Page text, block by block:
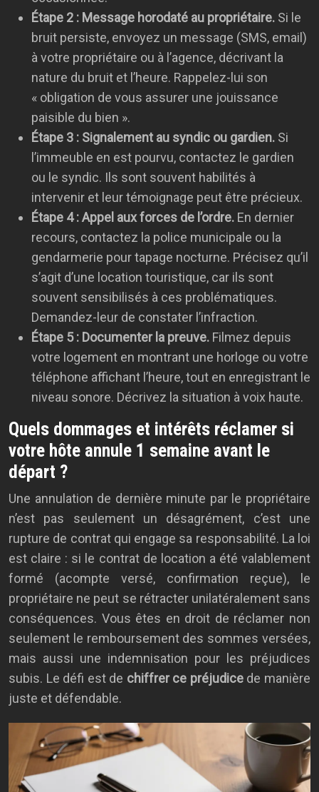
Étape 2 : Message horodaté au propriétaire. Si le
bruit persiste, envoyez un message (SMS, email)
à votre propriétaire ou à l’agence, décrivant la
nature du bruit et l’heure. Rappelez-lui son
« obligation de vous assurer une jouissance
paisible du bien ».
Étape 3 : Signalement au syndic ou gardien. Si
l’immeuble en est pourvu, contactez le gardien
ou le syndic. Ils sont souvent habilités à
intervenir et leur témoignage peut être précieux.
Étape 4 : Appel aux forces de l’ordre. En dernier
recours, contactez la police municipale ou la
gendarmerie pour tapage nocturne. Précisez qu’il
s’agit d’une location touristique, car ils sont
souvent sensibilisés à ces problématiques.
Demandez-leur de constater l’infraction.
Étape 5 : Documenter la preuve. Filmez depuis
votre logement en montrant une horloge ou votre
téléphone affichant l’heure, tout en enregistrant le
niveau sonore. Décrivez la situation à voix haute.
Quels dommages et intérêts réclamer si
votre hôte annule 1 semaine avant le
départ ?
Une annulation de dernière minute par le propriétaire
n’est pas seulement un désagrément, c’est une
rupture de contrat qui engage sa responsabilité. La loi
est claire : si le contrat de location a été valablement
formé (acompte versé, confirmation reçue), le
propriétaire ne peut se rétracter unilatéralement sans
conséquences. Vous êtes en droit de réclamer non
seulement le remboursement des sommes versées,
mais aussi une indemnisation pour les préjudices
subis. Le défi est de chiffrer ce préjudicede manière
juste et défendable.